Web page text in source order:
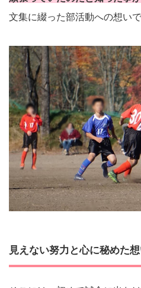
文集に綴った部活動への想いで
見えない努力と心に秘めた